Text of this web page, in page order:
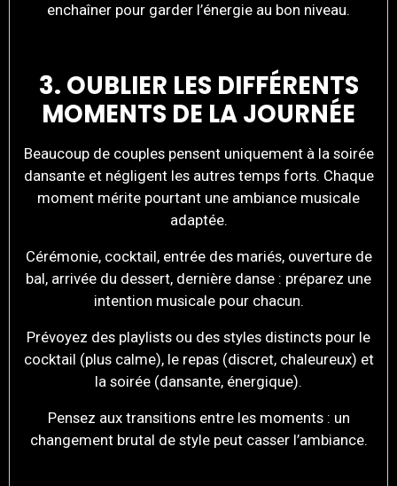
enchaîner pour garder l’énergie au bon niveau.
3. OUBLIER LES DIFFÉRENTS
MOMENTS DE LA JOURNÉE
Beaucoup de couples pensent uniquement à la soirée
dansante et négligent les autres temps forts. Chaque
moment mérite pourtant une ambiance musicale
adaptée.
Cérémonie, cocktail, entrée des mariés, ouverture de
bal, arrivée du dessert, dernière danse : préparez une
intention musicale pour chacun.
Prévoyez des playlists ou des styles distincts pour le
cocktail (plus calme), le repas (discret, chaleureux) et
la soirée (dansante, énergique).
Pensez aux transitions entre les moments : un
changement brutal de style peut casser l’ambiance.